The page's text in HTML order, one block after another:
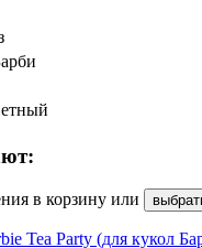
в корзину или